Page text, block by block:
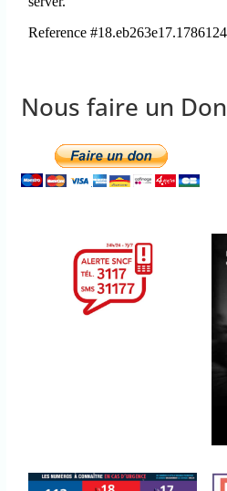
Nous faire un Don